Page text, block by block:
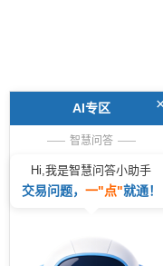
AI专区
—— 智慧问答 ——
Hi,我是智慧问答小助手
交易问题， 一"点"就通！
×